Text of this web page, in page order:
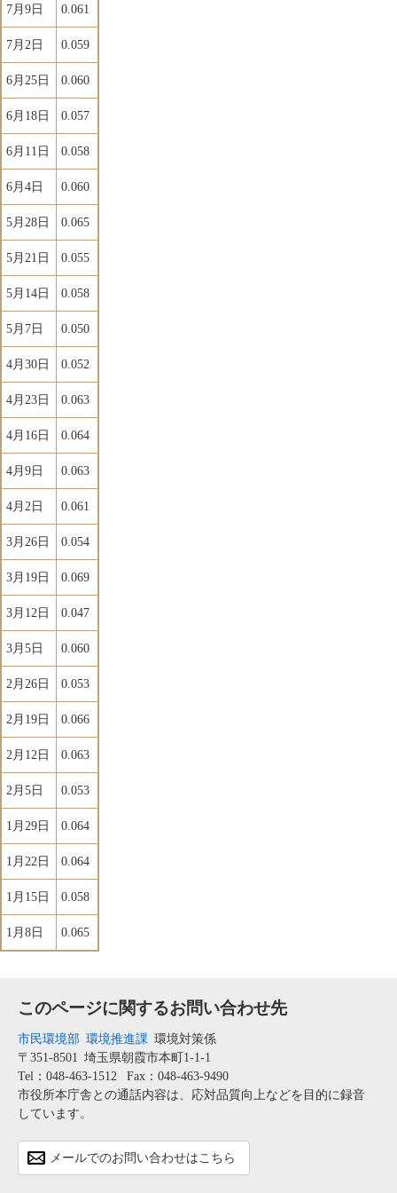
7月9日 0.061
7月2日 0.059
6月25日 0.060
6月18日 0.057
6月11日 0.058
6月4日 0.060
5月28日 0.065
5月21日 0.055
5月14日 0.058
5月7日 0.050
4月30日 0.052
4月23日 0.063
4月16日 0.064
4月9日 0.063
4月2日 0.061
3月26日 0.054
3月19日 0.069
3月12日 0.047
3月5日 0.060
2月26日 0.053
2月19日 0.066
2月12日 0.063
2月5日 0.053
1月29日 0.064
1月22日 0.064
1月15日 0.058
1月8日 0.065
このページに関するお問い合わせ先
市民環境部 環境推進課 環境対策係
〒351-8501 埼玉県朝霞市本町1-1-1
Tel：048-463-1512
Fax：048-463-9490
市役所本庁舎との通話内容は、応対品質向上などを目的に録音
しています。
メールでのお問い合わせはこちら